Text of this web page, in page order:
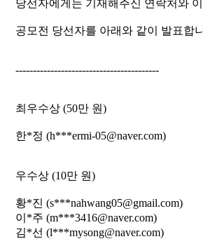
당선자에게는 기재해주신 연락처와
공모전 당선자를 아래와 같이 발표합
-----------------------------------------
최우수상 (50만 원)
한*정 (h***ermi-05@naver.com)
우수상 (10만 원)
황*진 (s***nahwang05@gmail.com)
이*주 (m***3416@naver.com)
김*선 (l***mysong@naver.com)